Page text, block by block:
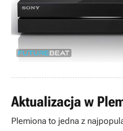
Aktualizacja w
Plemiona to jedna z